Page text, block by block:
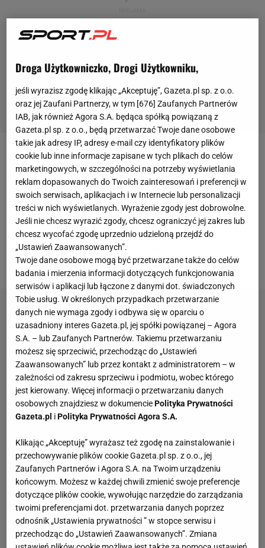
Kamil Stoch, po tym jak został wycofany zTurnieju
Czterech Skoczni
, odpoczął kilka dni w domu. W
poniedziałek wrócił jednak do treningów. - Trenował
naWielkiej KrokwipodokiemGrzegorza Sobczyka -
potwierdził w programie Sport.pl LIVE Jan Winkiel,
sekretarz generalnyPolskiego Związku
Narciarskiego.
Droga Użytkowniczko, Drogi Użytkowniku,
jeśli wyrazisz zgodę klikając „Akceptuję”, Gazeta.pl sp. z o.o.
oraz jej Zaufani Partnerzy, w tym [676] Zaufanych Partnerów
IAB, jak również Agora S.A. będąca spółką powiązaną z
Gazeta.pl sp. z o.o., będą przetwarzać Twoje dane osobowe
takie jak adresy IP, adresy e-mail czy identyfikatory plików
cookie lub inne informacje zapisane w tych plikach do celów
marketingowych, w szczególności na potrzeby wyświetlania
reklam dopasowanych do Twoich zainteresowań i preferencji w
swoich serwisach, aplikacjach i w Internecie lub personalizacji
treści w nich wyświetlanych. Wyrażenie zgody jest dobrowolne.
Jeśli nie chcesz wyrazić zgody, chcesz ograniczyć jej zakres lub
chcesz wycofać zgodę uprzednio udzieloną przejdź do
„Ustawień Zaawansowanych”.
Twoje dane osobowe mogą być przetwarzane także do celów
badania i mierzenia informacji dotyczących funkcjonowania
serwisów i aplikacji lub łączone z danymi dot. świadczonych
Tobie usług. W określonych przypadkach przetwarzanie
danych nie wymaga zgody i odbywa się w oparciu o
uzasadniony interes Gazeta.pl, jej spółki powiązanej – Agora
S.A. – lub Zaufanych Partnerów. Takiemu przetwarzaniu
możesz się sprzeciwić, przechodząc do „Ustawień
Zaawansowanych” lub przez kontakt z administratorem – w
zależności od zakresu sprzeciwu i podmiotu, wobec którego
jest kierowany. Więcej informacji o przetwarzaniu danych
osobowych znajdziesz w dokumenciePolityka Prywatności
Gazeta.pl iPolityka Prywatności Agora S.A.
Klikając „Akceptuję” wyrażasz też zgodę na zainstalowanie i
przechowywanie plików cookie Gazeta.pl sp. z o.o., jej
Zaufanych Partnerów i Agora S.A. na Twoim urządzeniu
końcowym. Możesz w każdej chwili zmienić swoje preferencje
dotyczące plików cookie, wywołując narzędzie do zarządzania
twoimi preferencjami dot. przetwarzania danych poprzez
odnośnik „Ustawienia prywatności ” w stopce serwisu i
przechodząc do „Ustawień Zaawansowanych”. Zmiana